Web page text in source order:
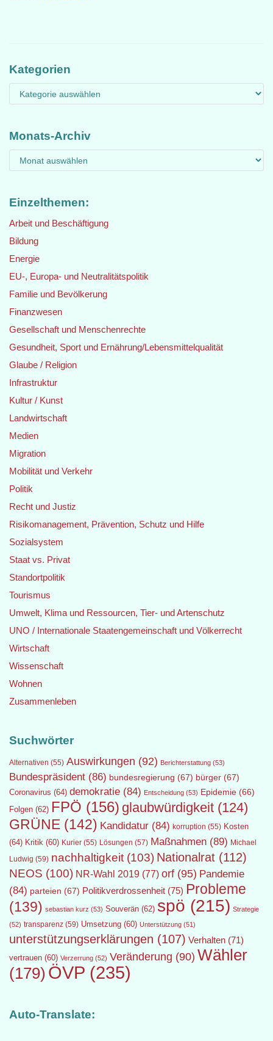
Kategorien
Monats-Archiv
Einzelthemen:
Arbeit und Beschäftigung
Bildung
Energie
EU-, Europa- und Neutralitätspolitik
Familie und Bevölkerung
Finanzwesen
Gesellschaft und Menschenrechte
Gesundheit, Sport und Ernährung/Lebensmittelqualität
Glaube / Religion
Infrastruktur
Kultur / Kunst
Landwirtschaft
Medien
Migration
Mobilität und Verkehr
Politik
Recht und Justiz
Risikomanagement, Prävention, Schutz und Hilfe
Sozialsystem
Staat vs. Privat
Standortpolitik
Tourismus
Umwelt, Klima und Ressourcen, Tier- und Artenschutz
UNO / Internationale Staatengemeinschaft und Völkerrecht
Wirtschaft
Wissenschaft
Wohnen
Zusammenleben
Suchwörter
Alternativen (55) Auswirkungen (92) Berichterstattung (53)
Bundespräsident (86) bundesregierung (67) bürger (67)
Coronavirus (64) demokratie (84) Entscheidung (53) Epidemie (66)
Folgen (62) FPÖ (156) glaubwürdigkeit (124)
GRÜNE (142) Kandidatur (84) korruption (55) Kosten
(64) Kritik (60) Kurier (55) Lösungen (57) Maßnahmen (89) Michael
Ludwig (59) nachhaltigkeit (103) Nationalrat (112)
NEOS (100) NR-Wahl 2019 (77) orf (95) Pandemie
(84) parteien (67) Politikverdrossenheit (75) Probleme
(139) sebastian kurz (53) Souverän (62) spö (215) Strategie
(52) transparenz (59) Umsetzung (60) Unterstützung (51)
unterstützungserklärungen (107) Verhalten (71)
vertrauen (60) Verzerrung (52) Veränderung (90) Wähler
(179) ÖVP (235)
Auto-Translate: